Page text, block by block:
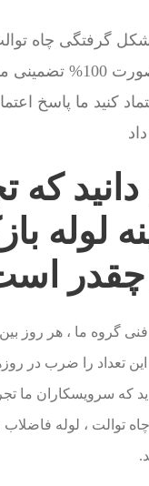
گرفتگی چاه
است. ما به صورت
کنید ما پاسخ
دانید که
لوله
چقدر
این تعداد را ضرب در
که سرویسکاران ما
توالت ، لوله